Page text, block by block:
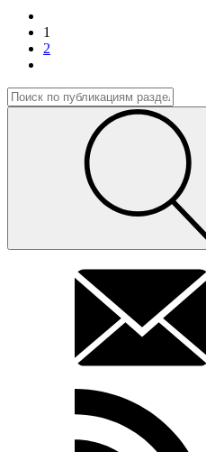
1
2